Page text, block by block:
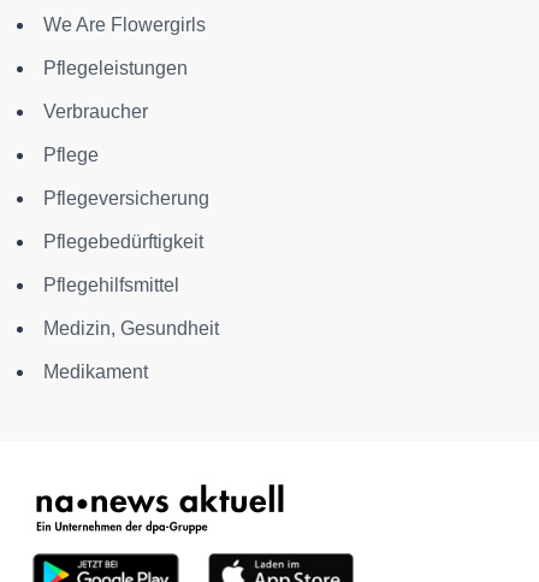
We Are Flowergirls
Pflegeleistungen
Verbraucher
Pflege
Pflegeversicherung
Pflegebedürftigkeit
Pflegehilfsmittel
Medizin, Gesundheit
Medikament